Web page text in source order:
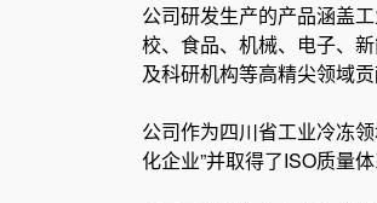
公司研发生产的产品涵盖
校、食品、机械、电子、
及科研机构等高精尖领域
公司作为四川省工业冷冻
化企业”并取得了ISO质量